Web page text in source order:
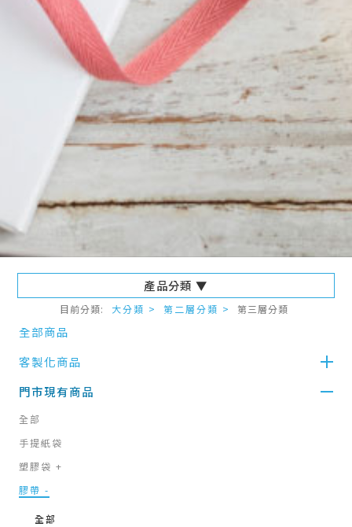
產品分類 ▼
目前分類: 大分類 > 第二層分類 > 第三層分類
全部商品
客製化商品
門市現有商品
全部
手提紙袋
塑膠袋 +
膠帶 -
全部